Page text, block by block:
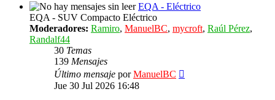
EQA - Eléctrico
EQA - SUV Compacto Eléctrico
Moderadores: Ramiro, ManuelBC, mycroft, Raúl Pérez,
Randalf44
30 Temas
139 Mensajes
Último mensaje porManuelBC
Jue 30 Jul 2026 16:48